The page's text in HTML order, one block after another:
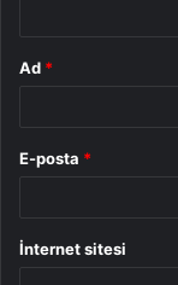
Ad *
E-posta *
İnternet sitesi